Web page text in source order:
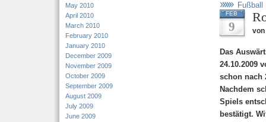
May 2010
April 2010
March 2010
February 2010
January 2010
December 2009
November 2009
October 2009
September 2009
August 2009
July 2009
June 2009
Fußball
FEB
9
Das
24.10.2009
schon nach
Nachdem
Spiels
bestätigt.